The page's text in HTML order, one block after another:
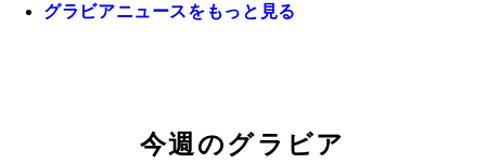
グラビアニュースをもっと見る
今週のグラビア